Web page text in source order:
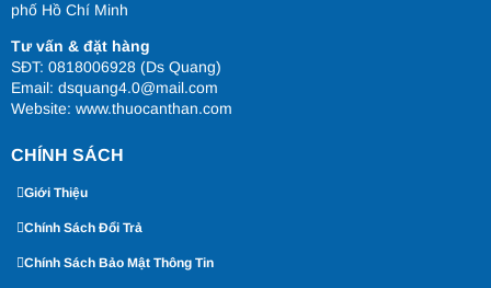
phố Hồ Chí Minh
Tư vấn & đặt hàng
SĐT: 0818006928 (Ds Quang)
Email: dsquang4.0@mail.com
Website: www.thuocanthan.com
CHÍNH SÁCH
Giới Thiệu
Chính Sách Đổi Trả
Chính Sách Bảo Mật Thông Tin